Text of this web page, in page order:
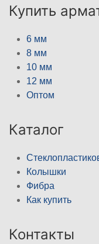
Купить
6 мм
8 мм
10 мм
12 мм
Оптом
Каталог
Колышки
Фибра
Как купить
Контакты